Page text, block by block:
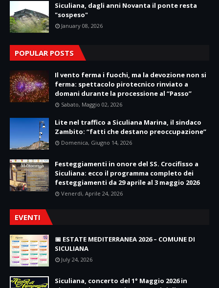
Siculiana, dagli anni Novanta il ponte resta
"sospeso"
January 08, 2026
POPULAR POSTS
Il vento ferma i fuochi, ma la devozione non si
ferma: spettacolo pirotecnico rinviato a
domani durante la processione al “Passo”
Sabato, Maggio 02, 2026
Lite nel traffico a Siculiana Marina, il sindaco
Zambito: “fatti che destano preoccupazione”
Domenica, Giugno 14, 2026
Festeggiamenti in onore del SS. Crocifisso a
Siculiana: ecco il programma completo dei
festeggiamenti da 29 aprile al 3 maggio 2026
Venerdì, Aprile 24, 2026
EVENTI
📅 ESTATE MEDITERRANEA 2026 – COMUNE DI
SICULIANA
July 24, 2026
Siculiana, concerto del 1° Maggio 2026 in